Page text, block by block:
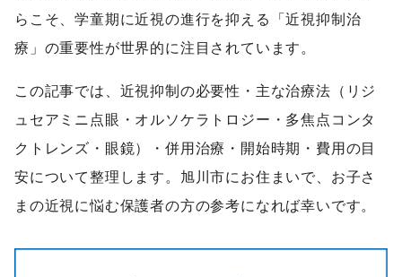
らこそ、学童期に近視の進行を抑える「近視抑制治
療」の重要性が世界的に注目されています。
この記事では、近視抑制の必要性・主な治療法（リジ
ュセアミニ点眼・オルソケラトロジー・多焦点コンタ
クトレンズ・眼鏡）・併用治療・開始時期・費用の目
安について整理します。旭川市にお住まいで、お子さ
まの近視に悩む保護者の方の参考になれば幸いです。